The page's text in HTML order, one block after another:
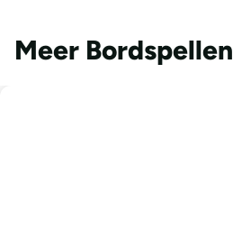
Meer Bordspellen